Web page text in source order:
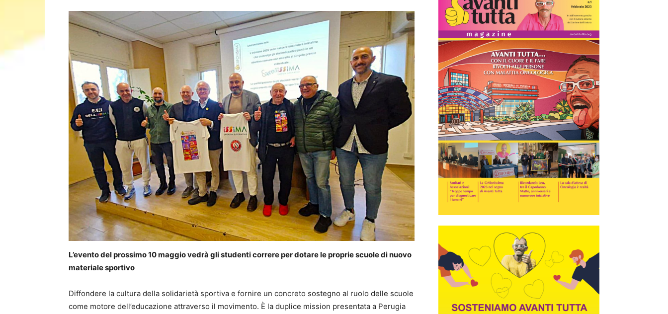
L’evento del prossimo 10 maggio vedrà gli studenti correre per dotare le proprie scuole di nuovo
materiale sportivo
Diffondere la cultura della solidarietà sportiva e fornire un concreto sostegno al ruolo delle scuole
come motore dell’educazione attraverso il movimento. È la duplice mission presentata a Perugia